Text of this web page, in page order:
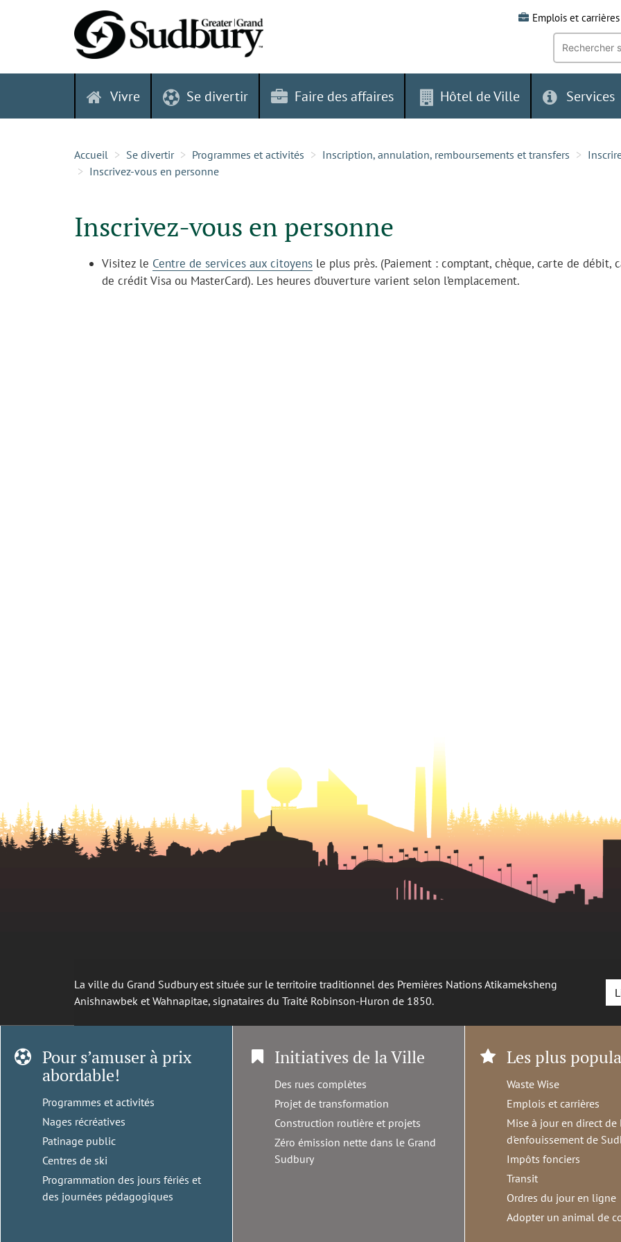
Emplois et carrières
Recherche
mot-
clé:
Vivre Se divertir Faire des affaires Hôtel de Ville Services
Accueil Se divertir Programmes et activités Inscription, annulation, remboursements et transfers
Inscrivez-vous en personne
Inscrivez-vous en personne
Visitez le Centre de services aux citoyens le plus près. (Paiement : comptant, chèque, carte de débit,
de crédit Visa ou MasterCard). Les heures d’ouverture varient selon l’emplacement.
La ville du Grand Sudbury est située sur le territoire traditionnel des Premières Nations Atikameksheng
Anishnawbek et Wahnapitae, signataires du Traité Robinson-Huron de 1850.
Pour s’amuser à prix
abordable!
Programmes et activités
Nages récréatives
Patinage public
Centres de ski
Programmation des jours fériés et
des journées pédagogiques
Initiatives de la Ville
Des rues complètes
Projet de transformation
Construction routière et projets
Zéro émission nette dans le Grand
Sudbury
Les plus
Waste Wise
Emplois et carrières
Mise à jour en direct de
d'enfouissement de
Impôts fonciers
Transit
Ordres du jour en ligne
Adopter un animal de